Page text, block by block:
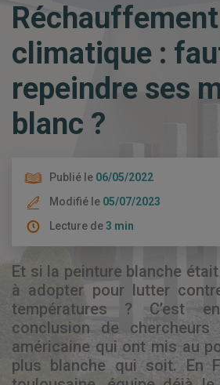
Réchauffement
climatique :
repeindre ses
blanc ?
Publié le 06/05/2022
Modifié le 05/07/2023
Lecture de3 min
Et si la peinture blanche
à adopter pour lutter
températures ? C’est
conclusion de chercheurs
américaine qui ont mis au
plus blanche qui soit. En